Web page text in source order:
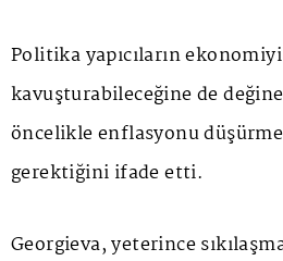
Politika yapıcıların
kavuşturabileceğine de
öncelikle enflasyonu
gerektiğini ifade etti.
Georgieva, yeterince